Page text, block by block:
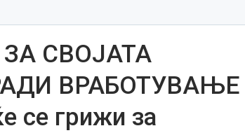
СВОЈАТА
ВРАБОТУВАЊЕ
се грижи за